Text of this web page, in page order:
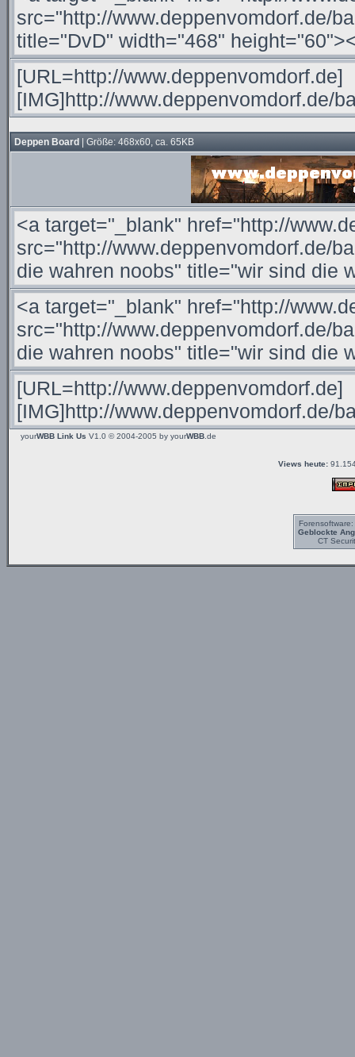
Deppen Board | Größe: 468x60, ca. 65KB
yourWBB Link Us V1.0 © 2004-2005 by yourWBB.de
Views heute:
Forensoftware:
Geblockte
CT